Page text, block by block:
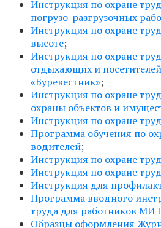
Инструкция по охране
погрузо-разгрузочных
Инструкция по охране
высоте;
Инструкция по охране
отдыхающих и
«Буревестник»;
Инструкция по охране
охраны объектов и
Инструкция по охране
Программа обучения по
водителей;
Инструкция по охране
Инструкция по охране
Инструкция для
Программа вводного
труда для работников МИ
Образцы оформления